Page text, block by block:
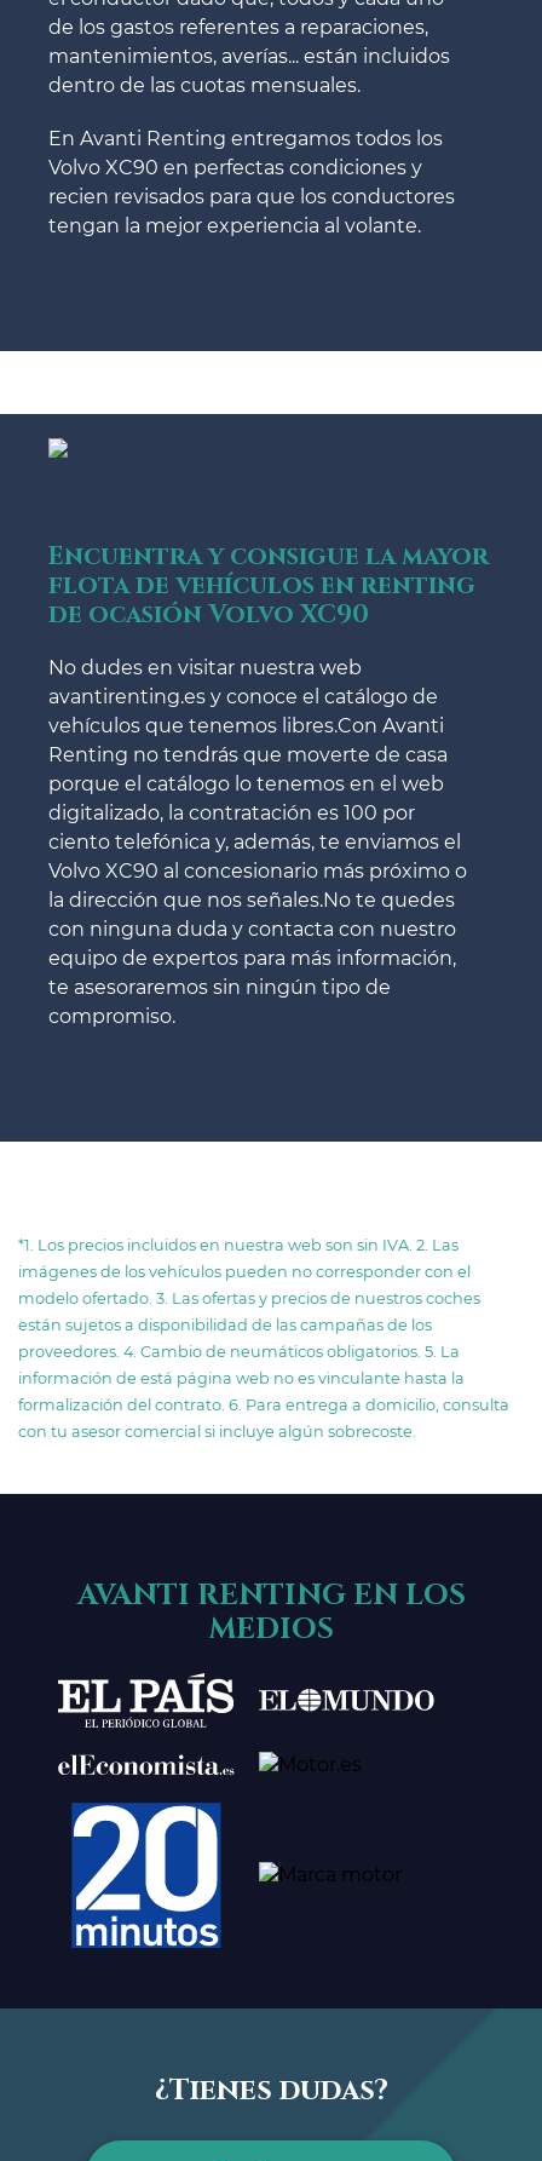
de los gastos referentes a reparaciones,
mantenimientos, averías... están incluidos
dentro de las cuotas mensuales.
En Avanti Renting entregamos todos los
Volvo XC90 en perfectas condiciones y
recien revisados para que los conductores
tengan la mejor experiencia al volante.
Encuentra y consigue la mayor
flota de vehículos en renting
de ocasión Volvo XC90
No dudes en visitar nuestra web
avantirenting.es y conoce el catálogo de
vehículos que tenemos libres.Con Avanti
Renting no tendrás que moverte de casa
porque el catálogo lo tenemos en el web
digitalizado, la contratación es 100 por
ciento telefónica y, además, te enviamos el
Volvo XC90 al concesionario más próximo o
la dirección que nos señales.No te quedes
con ninguna duda y contacta con nuestro
equipo de expertos para más información,
te asesoraremos sin ningún tipo de
compromiso.
*1. Los precios incluidos en nuestra web son sin IVA. 2. Las
imágenes de los vehículos pueden no corresponder con el
modelo ofertado. 3. Las ofertas y precios de nuestros coches
están sujetos a disponibilidad de las campañas de los
proveedores. 4. Cambio de neumáticos obligatorios. 5. La
información de está página web no es vinculante hasta la
formalización del contrato. 6. Para entrega a domicilio, consulta
con tu asesor comercial si incluye algún sobrecoste.
AVANTI RENTING EN LOS
MEDIOS
¿Tienes dudas?